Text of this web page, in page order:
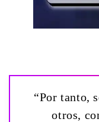
“Por tanto,
otros,